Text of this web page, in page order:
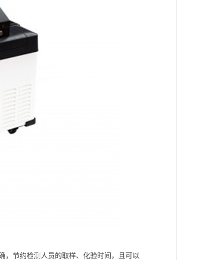
，节约检测人员的取样、化验时间，且可以